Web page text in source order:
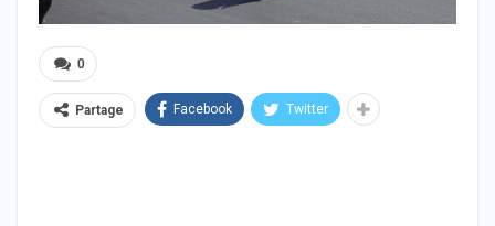
0
Partage Facebook Twitter